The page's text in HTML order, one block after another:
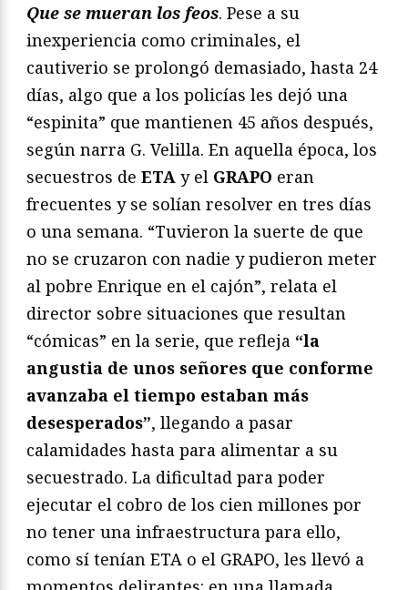
Que se mueran los feos. Pese a su
inexperiencia como criminales, el
cautiverio se prolongó demasiado, hasta 24
días, algo que a los policías les dejó una
“espinita” que mantienen 45 años después,
según narra G. Velilla. En aquella época, los
secuestros de ETA y el GRAPO eran
frecuentes y se solían resolver en tres días
o una semana. “Tuvieron la suerte de que
no se cruzaron con nadie y pudieron meter
al pobre Enrique en el cajón”, relata el
director sobre situaciones que resultan
“cómicas” en la serie, que refleja “la
angustia de unos señores que conforme
avanzaba el tiempo estaban más
desesperados”, llegando a pasar
calamidades hasta para alimentar a su
secuestrado. La dificultad para poder
ejecutar el cobro de los cien millones por
no tener una infraestructura para ello,
como sí tenían ETA o el GRAPO, les llevó a